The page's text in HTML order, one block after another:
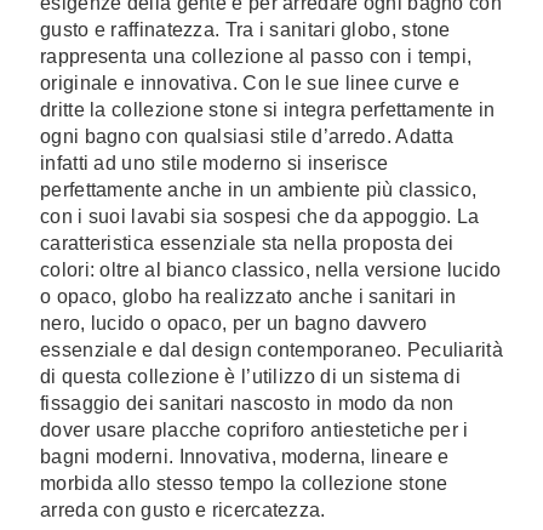
gusto e raffinatezza. Tra i sanitari globo, stone
rappresenta una collezione al passo con i tempi,
originale e innovativa. Con le sue linee curve e
dritte la collezione stone si integra perfettamente in
ogni bagno con qualsiasi stile d’arredo. Adatta
infatti ad uno stile moderno si inserisce
perfettamente anche in un ambiente più classico,
con i suoi lavabi sia sospesi che da appoggio. La
caratteristica essenziale sta nella proposta dei
colori: oltre al bianco classico, nella versione lucido
o opaco, globo ha realizzato anche i sanitari in
nero, lucido o opaco, per un bagno davvero
essenziale e dal design contemporaneo. Peculiarità
di questa collezione è l’utilizzo di un sistema di
fissaggio dei sanitari nascosto in modo da non
dover usare placche copriforo antiestetiche per i
bagni moderni. Innovativa, moderna, lineare e
morbida allo stesso tempo la collezione stone
arreda con gusto e ricercatezza.